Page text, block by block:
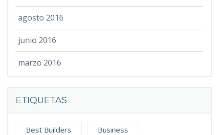
agosto 2016
junio 2016
marzo 2016
ETIQUETAS
Best Builders Business